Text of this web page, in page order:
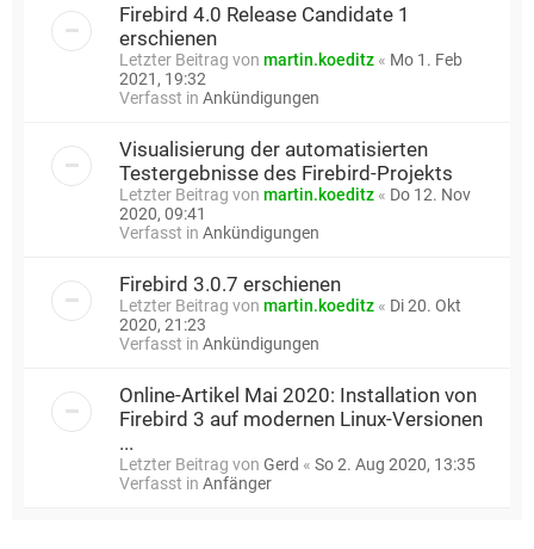
Firebird 4.0 Release Candidate 1
erschienen
Letzter Beitrag von martin.koeditz « Mo 1. Feb
2021, 19:32
Verfasst in Ankündigungen
Visualisierung der automatisierten
Testergebnisse des Firebird-Projekts
Letzter Beitrag von martin.koeditz « Do 12. Nov
2020, 09:41
Verfasst in Ankündigungen
Firebird 3.0.7 erschienen
Letzter Beitrag von martin.koeditz « Di 20. Okt
2020, 21:23
Verfasst in Ankündigungen
Online-Artikel Mai 2020: Installation von
Firebird 3 auf modernen Linux-Versionen
...
Letzter Beitrag von Gerd « So 2. Aug 2020, 13:35
Verfasst in Anfänger